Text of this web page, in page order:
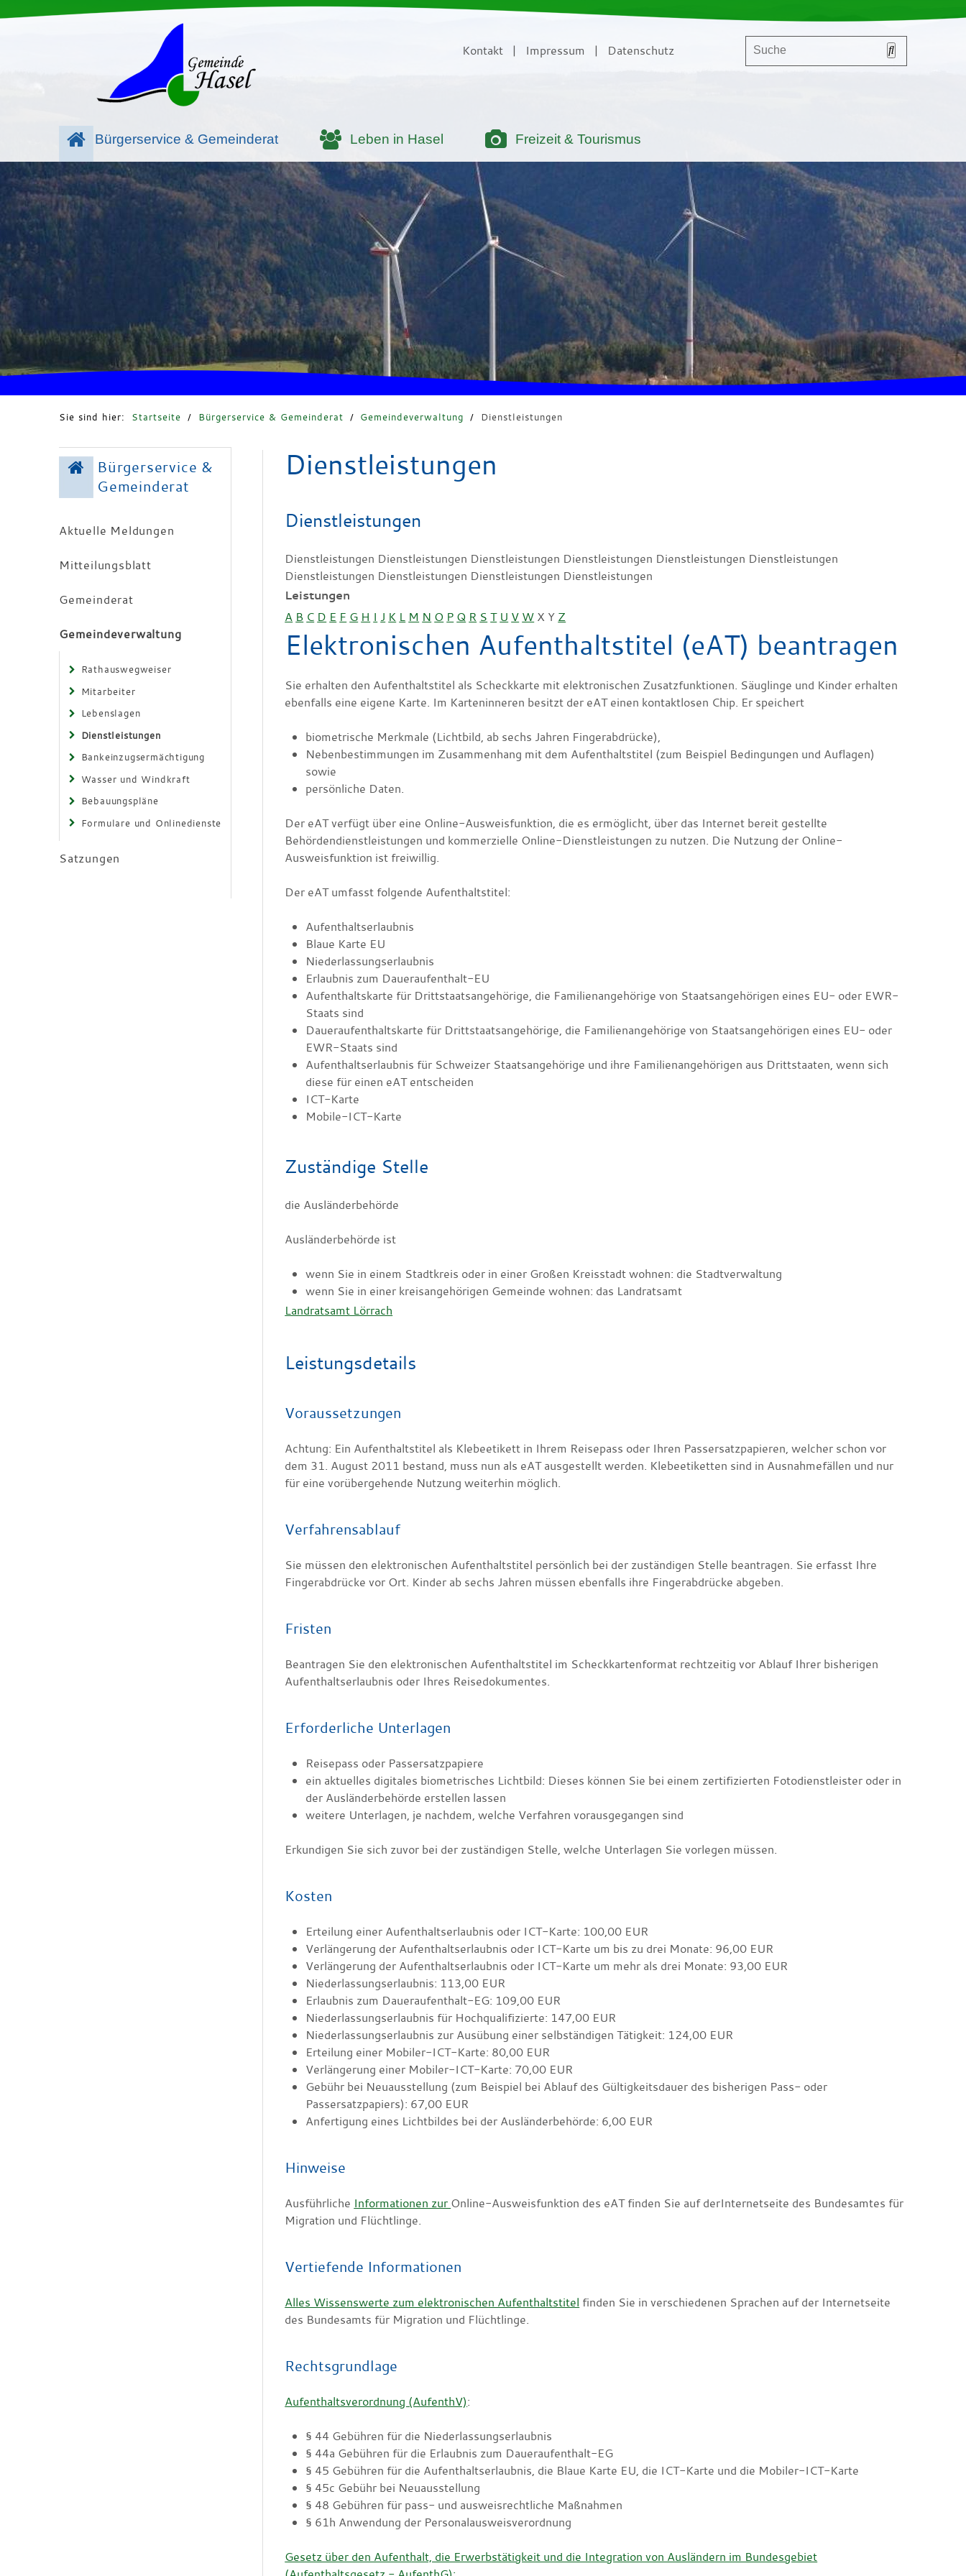
Kontakt | Impressum | Datenschutz
Bürgerservice & Gemeinderat Leben in Hasel Freizeit & Tourismus
Sie sind hier: Startseite / Bürgerservice & Gemeinderat / Gemeindeverwaltung / Dienstleistungen
Bürgerservice &
Gemeinderat
Aktuelle Meldungen
Mitteilungsblatt
Gemeinderat
Gemeindeverwaltung
Rathauswegweiser
Mitarbeiter
Lebenslagen
Dienstleistungen
Bankeinzugsermächtigung
Wasser und Windkraft
Bebauungspläne
Formulare und Onlinedienste
Satzungen
Dienstleistungen
Dienstleistungen
Dienstleistungen Dienstleistungen Dienstleistungen Dienstleistungen Dienstleistungen Dienstleistungen
Dienstleistungen Dienstleistungen Dienstleistungen Dienstleistungen
Leistungen
A B C D E F G H I J K L M N O P Q R S T U V W X Y Z
Elektronischen Aufenthaltstitel (eAT) beantragen
Sie erhalten den Aufenthaltstitel als Scheckkarte mit elektronischen Zusatzfunktionen. Säuglinge und Kinder erhalten
ebenfalls eine eigene Karte. Im Karteninneren besitzt der eAT einen kontaktlosen Chip. Er speichert
biometrische Merkmale (Lichtbild, ab sechs Jahren Fingerabdrücke),
Nebenbestimmungen im Zusammenhang mit dem Aufenthaltstitel (zum Beispiel Bedingungen und Auflagen)
sowie
persönliche Daten.
Der eAT verfügt über eine Online-Ausweisfunktion, die es ermöglicht, über das Internet bereit gestellte
Behördendienstleistungen und kommerzielle Online-Dienstleistungen zu nutzen. Die Nutzung der Online-
Ausweisfunktion ist freiwillig.
Der eAT umfasst folgende Aufenthaltstitel:
Aufenthaltserlaubnis
Blaue Karte EU
Niederlassungserlaubnis
Erlaubnis zum Daueraufenthalt-EU
Aufenthaltskarte für Drittstaatsangehörige, die Familienangehörige von Staatsangehörigen eines EU- oder EWR-
Staats sind
Daueraufenthaltskarte für Drittstaatsangehörige, die Familienangehörige von Staatsangehörigen eines EU- oder
EWR-Staats sind
Aufenthaltserlaubnis für Schweizer Staatsangehörige und ihre Familienangehörigen aus Drittstaaten, wenn sich
diese für einen eAT entscheiden
ICT-Karte
Mobile-ICT-Karte
Zuständige Stelle
die Ausländerbehörde
Ausländerbehörde ist
wenn Sie in einem Stadtkreis oder in einer Großen Kreisstadt wohnen: die Stadtverwaltung
wenn Sie in einer kreisangehörigen Gemeinde wohnen: das Landratsamt
Landratsamt Lörrach
Leistungsdetails
Voraussetzungen
Achtung: Ein Aufenthaltstitel als Klebeetikett in Ihrem Reisepass oder Ihren Passersatzpapieren, welcher schon vor
dem 31. August 2011 bestand, muss nun als eAT ausgestellt werden. Klebeetiketten sind in Ausnahmefällen und nur
für eine vorübergehende Nutzung weiterhin möglich.
Verfahrensablauf
Sie müssen den elektronischen Aufenthaltstitel persönlich bei der zuständigen Stelle beantragen. Sie erfasst Ihre
Fingerabdrücke vor Ort. Kinder ab sechs Jahren müssen ebenfalls ihre Fingerabdrücke abgeben.
Fristen
Beantragen Sie den elektronischen Aufenthaltstitel im Scheckkartenformat rechtzeitig vor Ablauf Ihrer bisherigen
Aufenthaltserlaubnis oder Ihres Reisedokumentes.
Erforderliche Unterlagen
Reisepass oder Passersatzpapiere
ein aktuelles digitales biometrisches Lichtbild: Dieses können Sie bei einem zertifizierten Fotodienstleister oder in
der Ausländerbehörde erstellen lassen
weitere Unterlagen, je nachdem, welche Verfahren vorausgegangen sind
Erkundigen Sie sich zuvor bei der zuständigen Stelle, welche Unterlagen Sie vorlegen müssen.
Kosten
Erteilung einer Aufenthaltserlaubnis oder ICT-Karte: 100,00 EUR
Verlängerung der Aufenthaltserlaubnis oder ICT-Karte um bis zu drei Monate: 96,00 EUR
Verlängerung der Aufenthaltserlaubnis oder ICT-Karte um mehr als drei Monate: 93,00 EUR
Niederlassungserlaubnis: 113,00 EUR
Erlaubnis zum Daueraufenthalt-EG: 109,00 EUR
Niederlassungserlaubnis für Hochqualifizierte: 147,00 EUR
Niederlassungserlaubnis zur Ausübung einer selbständigen Tätigkeit: 124,00 EUR
Erteilung einer Mobiler-ICT-Karte: 80,00 EUR
Verlängerung einer Mobiler-ICT-Karte: 70,00 EUR
Gebühr bei Neuausstellung (zum Beispiel bei Ablauf des Gültigkeitsdauer des bisherigen Pass- oder
Passersatzpapiers): 67,00 EUR
Anfertigung eines Lichtbildes bei der Ausländerbehörde: 6,00 EUR
Hinweise
Ausführliche Informationen zur Online-Ausweisfunktion des eAT finden Sie auf derInternetseite des Bundesamtes für
Migration und Flüchtlinge.
Vertiefende Informationen
Alles Wissenswerte zum elektronischen Aufenthaltstitel finden Sie in verschiedenen Sprachen auf der Internetseite
des Bundesamts für Migration und Flüchtlinge.
Rechtsgrundlage
Aufenthaltsverordnung (AufenthV):
§ 44 Gebühren für die Niederlassungserlaubnis
§ 44a Gebühren für die Erlaubnis zum Daueraufenthalt-EG
§ 45 Gebühren für die Aufenthaltserlaubnis, die Blaue Karte EU, die ICT-Karte und die Mobiler-ICT-Karte
§ 45c Gebühr bei Neuausstellung
§ 48 Gebühren für pass- und ausweisrechtliche Maßnahmen
§ 61h Anwendung der Personalausweisverordnung
Gesetz über den Aufenthalt, die Erwerbstätigkeit und die Integration von Ausländern im Bundesgebiet